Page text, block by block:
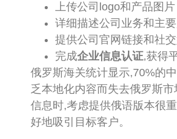
上传公司logo和产品图片
详细描述公司业务和主
提供公司官网链接和社
完成企业信息认证,获得
俄罗斯海关统计显示,70%的
乏本地化内容而失去俄罗斯
信息时,考虑提供俄语版本很
好地吸引目标客户。